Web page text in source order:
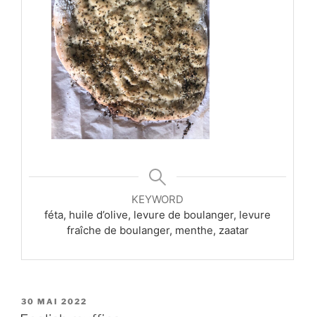
KEYWORD
féta, huile d’olive, levure de boulanger, levure
fraîche de boulanger, menthe, zaatar
PUBLIÉ
LE
30 MAI 2022